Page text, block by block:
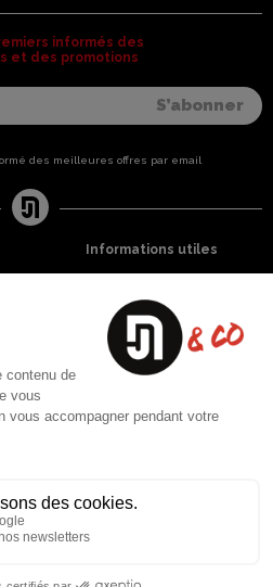
informés des
et des promotions
des meilleures offres par email
Informations utiles
Garantie satisfaction
Paiement sécurisé
Plan du site
Blog
A propos
Contactez-nous